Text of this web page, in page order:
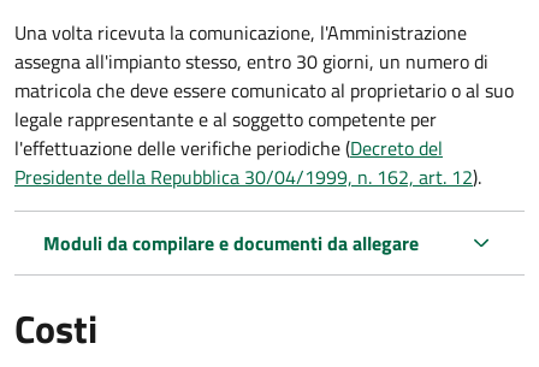
Una volta ricevuta la comunicazione, l'Amministrazione
assegna all'impianto stesso, entro 30 giorni, un numero di
matricola che deve essere comunicato al proprietario o al suo
legale rappresentante e al soggetto competente per
l'effettuazione delle verifiche periodiche (Decreto del
Presidente della Repubblica 30/04/1999, n. 162, art. 12).
Moduli da compilare e documenti da allegare
Costi